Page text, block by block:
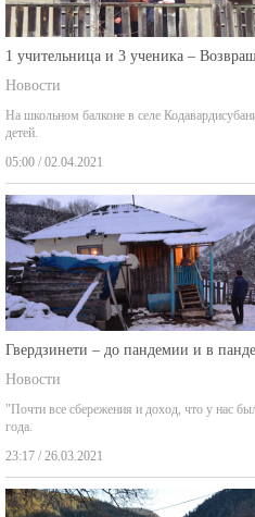
1 учительница и 3 ученика –
Новости
На школьном балконе в селе
детей.
05:00 / 02.04.2021
Гвердзинети – до пандемии и в
Новости
"Почти все сбережения и доход, что у нас
года.
23:17 / 26.03.2021